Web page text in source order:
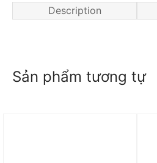
Description
Sản phẩm tương tự